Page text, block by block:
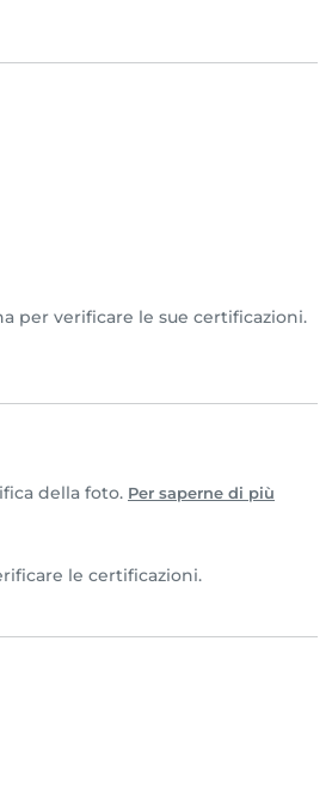
per verificare le sue certificazioni.
della foto. Per saperne di più
le certificazioni.